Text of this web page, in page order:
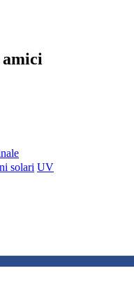
amici
solari UV